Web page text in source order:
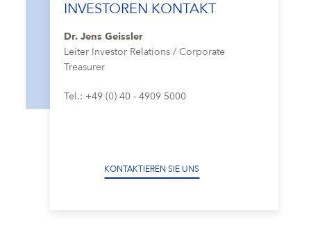
INVESTOREN KONTAKT
Dr. Jens Geissler
Leiter Investor Relations / Corporate
Treasurer
Tel.: +49 (0) 40 - 4909 5000
KONTAKTIEREN SIE UNS